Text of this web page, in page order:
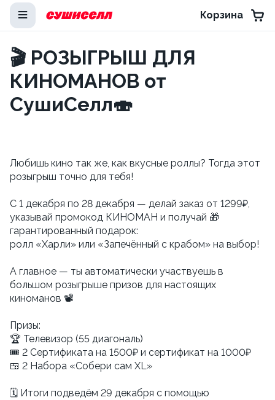
Корзина
🎬 РОЗЫГРЫШ ДЛЯ
КИНОМАНОВ от
СушиСелл🍣
Любишь кино так же, как вкусные роллы? Тогда этот
розыгрыш точно для тебя!
С 1 декабря по 28 декабря — делай заказ от 1299₽,
указывай промокод КИНОМАН и получай 🎁
гарантированный подарок:
ролл «Харли» или «Запечённый с крабом» на выбор!
А главное — ты автоматически участвуешь в
большом розыгрыше призов для настоящих
киноманов 📽
Призы:
🏆 Телевизор (55 диагональ)
🎟 2 Сертификата на 1500₽ и сертификат на 1000₽
🍱 2 Набора «Собери сам XL»
🗓 Итоги подведём 29 декабря с помощью